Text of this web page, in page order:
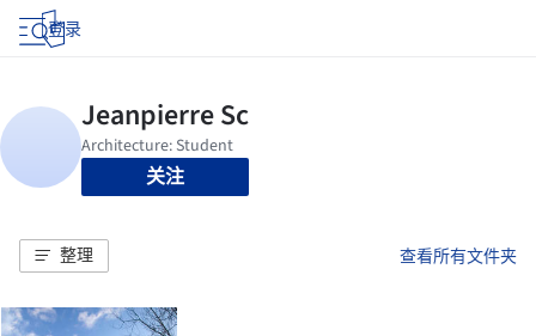
登录
关注
整理 查看所有文件夹